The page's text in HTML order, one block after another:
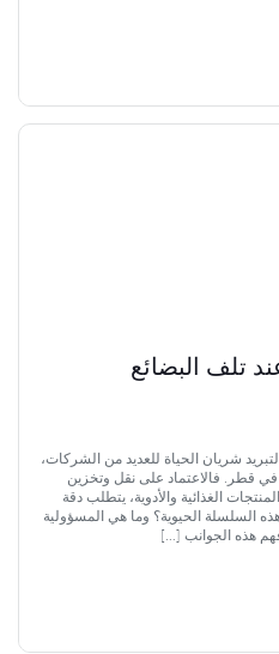
تلف البضائع
شريان الحياة للعديد من الشركات،
قطر. فالاعتماد على نقل وتخزين
الغذائية والأدوية، يتطلب دقة
السلسلة الحيوية؟ وما هي المسؤولية
فهم هذه الجوانب […]